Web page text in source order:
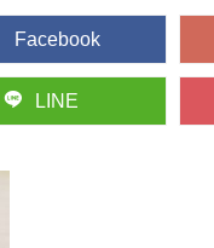
Facebook
LINE